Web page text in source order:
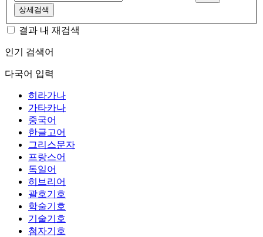
상세검색
결과 내 재검색
인기 검색어
다국어 입력
히라가나
가타카나
중국어
한글고어
그리스문자
프랑스어
독일어
히브리어
괄호기호
학술기호
기술기호
첨자기호